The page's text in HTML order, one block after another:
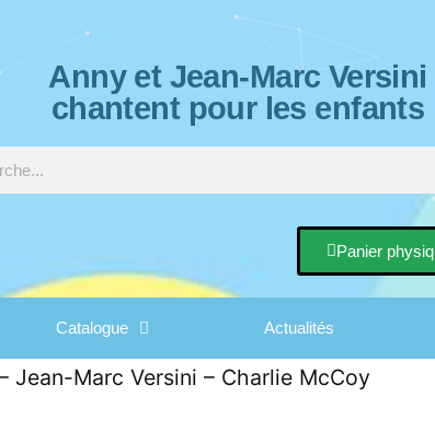
Anny et Jean-Marc Versini
chantent pour les enfants
Panier
Catalogue Actualités
Jean-Marc Versini – Charlie McCoy